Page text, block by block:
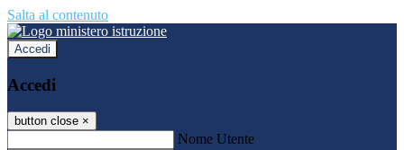
Salta al contenuto
Accedi
Accedi
button close ×
Nome Utente